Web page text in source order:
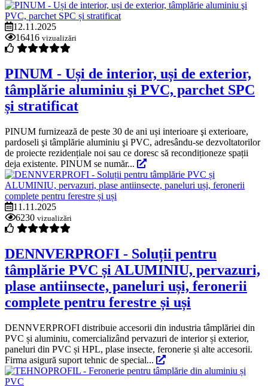
12.11.2025
16416 vizualizări
PINUM - Uși de interior, uși de exterior,
tâmplărie aluminiu şi PVC, parchet SPC
și stratificat
PINUM furnizează de peste 30 de ani uși interioare şi exterioare,
pardoseli şi tâmplărie aluminiu şi PVC, adresându-se dezvoltatorilor
de proiecte rezidențiale noi sau ce doresc să recondiționeze spații
deja existente. PINUM se număr...
11.11.2025
6230 vizualizări
DENNVERPROFI - Soluții pentru
tâmplărie PVC și ALUMINIU, pervazuri,
plase antiinsecte, paneluri uși, feronerii
complete pentru ferestre și uși
DENNVERPROFI distribuie accesorii din industria tâmplăriei din
PVC și aluminiu, comercializând pervazuri de interior și exterior,
paneluri din PVC și HPL, plase insecte, feronerie și alte accesorii.
Firma asigură suport tehnic de special...